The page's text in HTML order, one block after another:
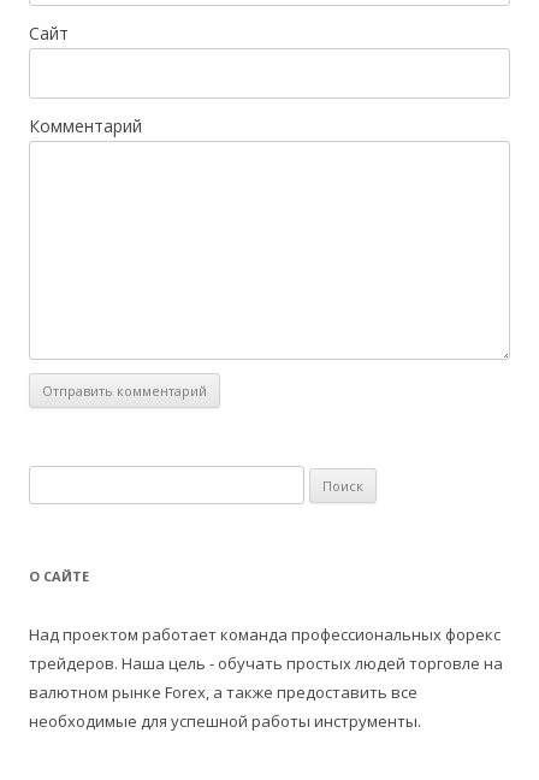
Сайт
Комментарий
а
т
:
О САЙТЕ
Над проектом работает команда профессиональных форекс
трейдеров. Наша цель - обучать простых людей торговле на
валютном рынке Forex, а также предоставить все
необходимые для успешной работы инструменты.